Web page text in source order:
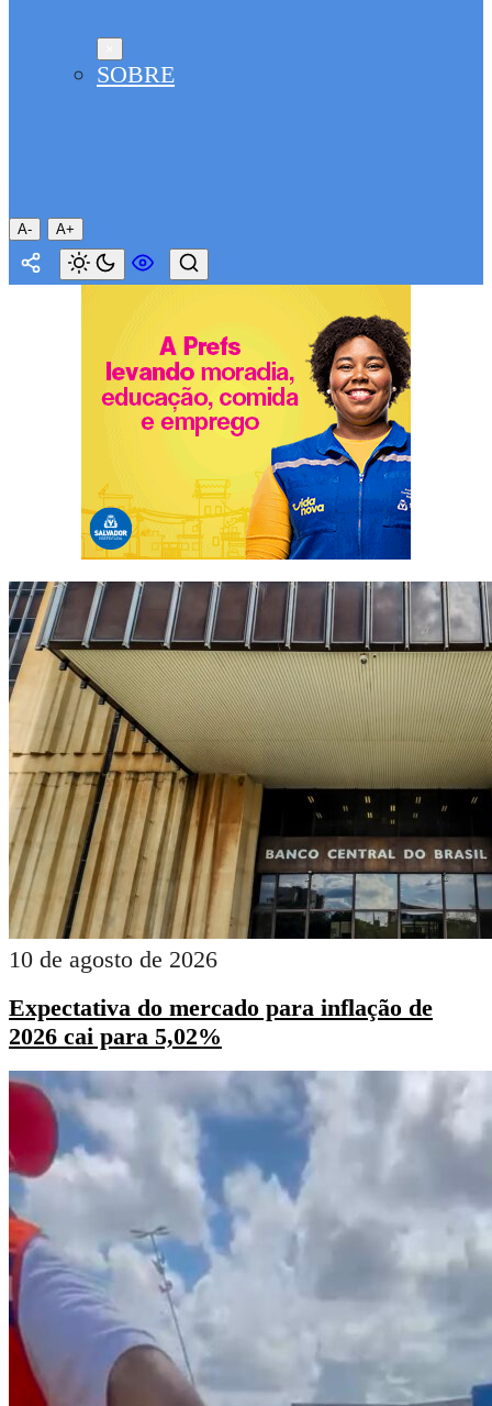
SOBRE
A- A+
10 de agosto de 2026
Expectativa do mercado para inflação de
2026 cai para 5,02%